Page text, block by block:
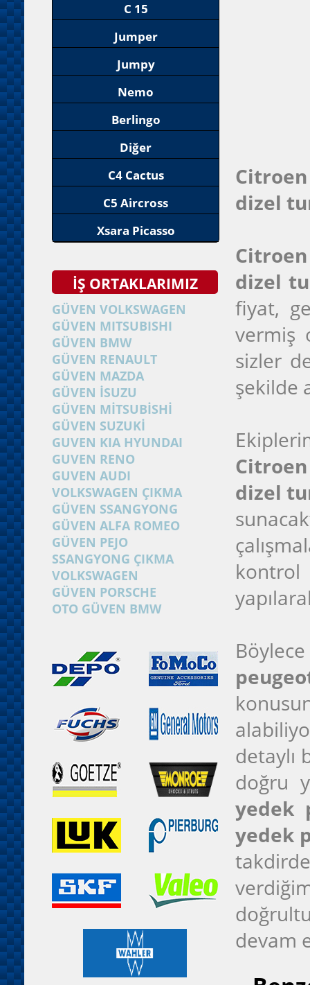
C 15
Jumper
Jumpy
Nemo
Berlingo
Diğer
C4 Cactus
C5 Aircross
Xsara Picasso
İŞ ORTAKLARIMIZ
GÜVEN VOLKSWAGEN
GÜVEN MITSUBISHI
GÜVEN BMW
GÜVEN RENAULT
GÜVEN MAZDA
GÜVEN İSUZU
GÜVEN MİTSUBİSHİ
GÜVEN SUZUKİ
GUVEN KIA HYUNDAI
GUVEN RENO
GUVEN AUDI
VOLKSWAGEN ÇIKMA
GÜVEN SSANGYONG
GÜVEN ALFA ROMEO
GÜVEN PEJO
SSANGYONG ÇIKMA
VOLKSWAGEN
GÜVEN PORSCHE
OTO GÜVEN BMW
dizel
dizel
fiyat,
vermiş
sizler
şekilde
dizel
detaylı
doğru
yedek
yedek
devam